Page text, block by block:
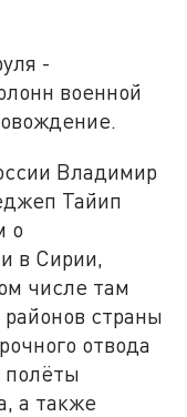
-
военной
Владимир
Тайип
о
в Сирии,
числе там
районов страны
отвода
полёты
а также